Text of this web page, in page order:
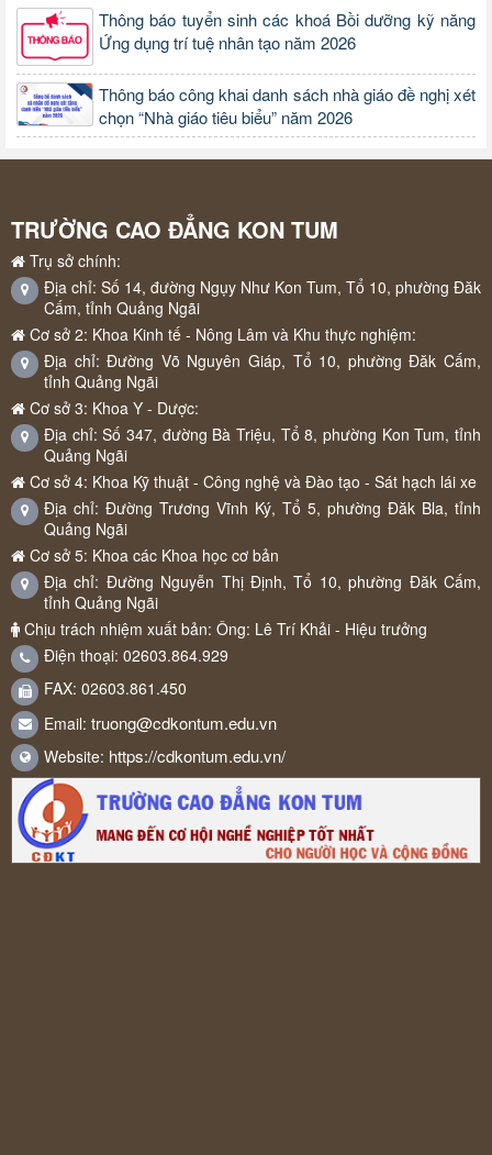
Thông báo tuyển sinh các khoá Bồi dưỡng kỹ năng
Ứng dụng trí tuệ nhân tạo năm 2026
Thông báo công khai danh sách nhà giáo đề nghị xét
chọn “Nhà giáo tiêu biểu” năm 2026
TRƯỜNG CAO ĐẲNG KON TUM
Trụ sở chính:
Địa chỉ: Số 14, đường Ngụy Như Kon Tum, Tổ 10, phường Đăk
Cấm, tỉnh Quảng Ngãi
Cơ sở 2: Khoa Kinh tế - Nông Lâm và Khu thực nghiệm:
Địa chỉ: Đường Võ Nguyên Giáp, Tổ 10, phường Đăk Cấm,
tỉnh Quảng Ngãi
Cơ sở 3: Khoa Y - Dược:
Địa chỉ: Số 347, đường Bà Triệu, Tổ 8, phường Kon Tum, tỉnh
Quảng Ngãi
Cơ sở 4: Khoa Kỹ thuật - Công nghệ và Đào tạo - Sát hạch lái xe
Địa chỉ: Đường Trương Vĩnh Ký, Tổ 5, phường Đăk Bla, tỉnh
Quảng Ngãi
Cơ sở 5: Khoa các Khoa học cơ bản
Địa chỉ: Đường Nguyễn Thị Định, Tổ 10, phường Đăk Cấm,
tỉnh Quảng Ngãi
Chịu trách nhiệm xuất bản: Ông: Lê Trí Khải - Hiệu trưởng
Điện thoại: 02603.864.929
FAX: 02603.861.450
Email: truong@cdkontum.edu.vn
Website: https://cdkontum.edu.vn/